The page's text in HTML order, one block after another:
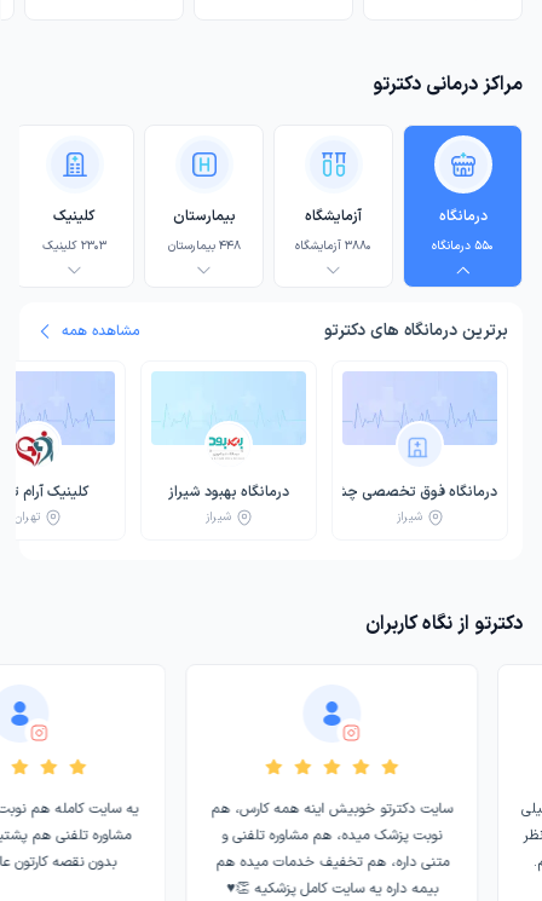
مراکز درمانی دکترتو
درمانگاه
550 درمانگاه
آزمایشگاه
3880 آزمایشگاه
بیمارستان
448 بیمارستان
کلینیک
2303 کلینیک
برتریندرمانگاه های دکترتو مشاهده همه
درمانگاه فوق تخصصی چشم دکتر توللی شیراز
شیراز
درمانگاه بهبود شیراز
شیراز
کلینیک آرام
تهران
دکترتو از نگاه کاربران
سایت دکترتو خوبیش اینه همه کارس، هم
نوبت پزشک میده، هم مشاوره تلفنی و
متنی داره، هم تخفیف خدمات میده هم
بیمه داره یه سایت کامل پزشکیه 👏♥️
یه سایت کامله هم
مشاوره تلفنی هم
بدون نقصه کارتون